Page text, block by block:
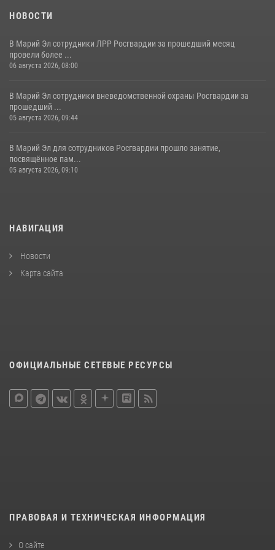
НОВОСТИ
В Марий Эл сотрудники ЛРР Росгвардии за прошедший месяц
провели более ...
06 августа 2026, 08:00
В Марий Эл сотрудники вневедомственной охраны Росгвардии за
прошедший ...
05 августа 2026, 09:44
В Марий Эл для сотрудников Росгвардии прошло занятие,
посвящённое пам...
05 августа 2026, 09:10
НАВИГАЦИЯ
Новости
Карта сайта
ОФИЦИАЛЬНЫЕ СЕТЕВЫЕ РЕСУРСЫ
ПРАВОВАЯ И ТЕХНИЧЕСКАЯ ИНФОРМАЦИЯ
О сайте